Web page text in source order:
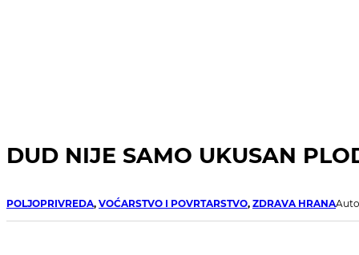
DUD NIJE SAMO UKUSAN
POLJOPRIVREDA, VOĆARSTVO I POVRTARSTVO, ZDRAVA HRANA